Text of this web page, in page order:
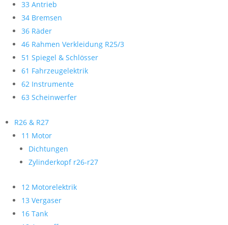
33 Antrieb
34 Bremsen
36 Räder
46 Rahmen Verkleidung R25/3
51 Spiegel & Schlösser
61 Fahrzeugelektrik
62 Instrumente
63 Scheinwerfer
R26 & R27
11 Motor
Dichtungen
Zylinderkopf r26-r27
12 Motorelektrik
13 Vergaser
16 Tank